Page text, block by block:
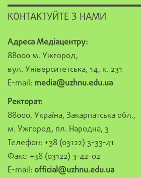
КОНТАКТУЙТЕ З НАМИ
Адреса Медіацентру:
88000 м. Ужгород,
вул. Університетська, 14, к. 231
E-mail: media@uzhnu.edu.ua
Ректорат:
88000, Україна, Закарпатська обл.,
м. Ужгород, пл. Народна, 3
Телефон: +38 (03122) 3-33-41
Факс: +38 (03122) 3-42-02
E-mail: official@uzhnu.edu.ua